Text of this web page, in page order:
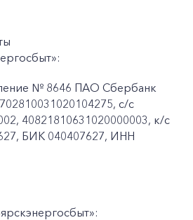
№ 8646 ПАО Сбербанк
с/с
40821810631020000003, к/c
БИК 040407627, ИНН